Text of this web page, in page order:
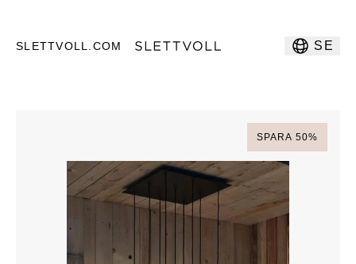
SLETTVOLL.COM SE
SPARA 50%